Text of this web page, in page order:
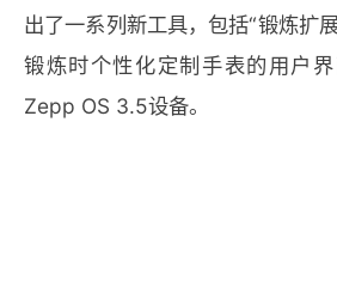
出了一系列新工具，包括“锻炼扩
锻炼时个性化定制手表的用户
Zepp OS 3.5设备。